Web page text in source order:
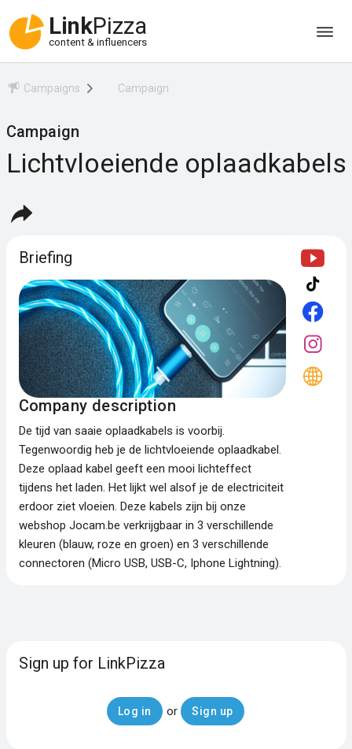
LinkPizza
content & influencers
Campaigns Campaign
Campaign
Lichtvloeiende oplaadkabels
Briefing
Company description
De tijd van saaie oplaadkabels is voorbij.
Tegenwoordig heb je de lichtvloeiende oplaadkabel.
Deze oplaad kabel geeft een mooi lichteffect
tijdens het laden. Het lijkt wel alsof je de electriciteit
erdoor ziet vloeien. Deze kabels zijn bij onze
webshop Jocam.be verkrijgbaar in 3 verschillende
kleuren (blauw, roze en groen) en 3 verschillende
connectoren (Micro USB, USB-C, Iphone Lightning).
Sign up for LinkPizza
Log in or Sign up